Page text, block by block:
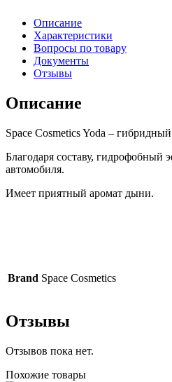
Описание
Характеристики
Вопросы по товару
Документы
Отзывы
Описание
Space Cosmetics Yoda –
Благодаря составу, гидрофобный
автомобиля.
Имеет приятный аромат дыни.
Brand Space Cosmetics
Отзывы
Отзывов пока нет.
Похожие товары